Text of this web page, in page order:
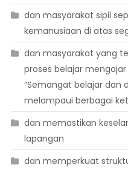
dan masyarakat sipil
kemanusiaan di atas
dan masyarakat yang
proses belajar
“Semangat belajar dan
melampaui berbagai
dan memastikan
lapangan
dan memperkuat